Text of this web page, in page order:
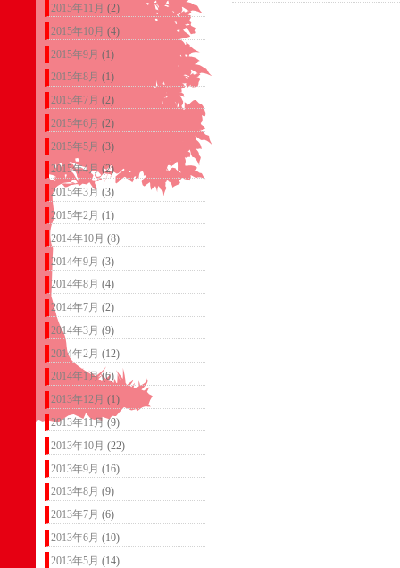
2015年11月 (2)
2015年10月 (4)
2015年9月 (1)
2015年8月 (1)
2015年7月 (2)
2015年6月 (2)
2015年5月 (3)
2015年4月 (2)
2015年3月 (3)
2015年2月 (1)
2014年10月 (8)
2014年9月 (3)
2014年8月 (4)
2014年7月 (2)
2014年3月 (9)
2014年2月 (12)
2014年1月(6)
2013年12月 (1)
2013年11月 (9)
2013年10月 (22)
2013年9月 (16)
2013年8月 (9)
2013年7月 (6)
2013年6月 (10)
2013年5月 (14)